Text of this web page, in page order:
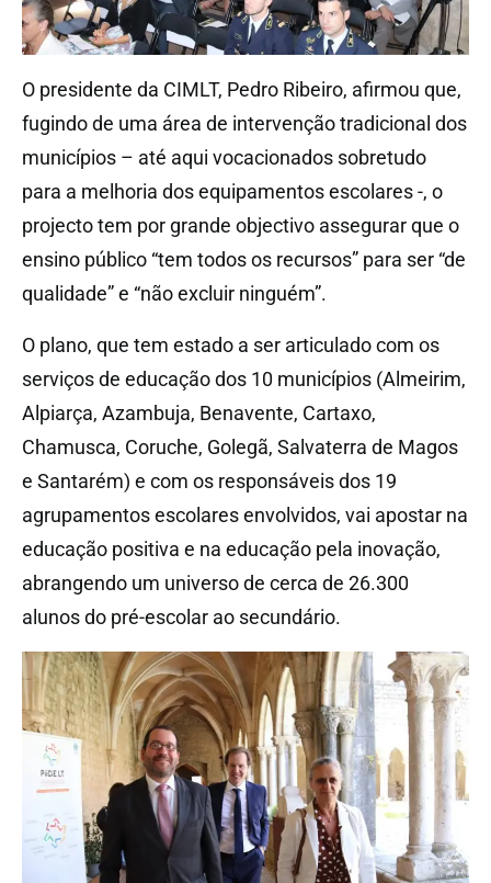
O presidente da CIMLT, Pedro Ribeiro, afirmou que,
fugindo de uma área de intervenção tradicional dos
municípios – até aqui vocacionados sobretudo
para a melhoria dos equipamentos escolares -, o
projecto tem por grande objectivo assegurar que o
ensino público “tem todos os recursos” para ser “de
qualidade” e “não excluir ninguém”.
O plano, que tem estado a ser articulado com os
serviços de educação dos 10 municípios (Almeirim,
Alpiarça, Azambuja, Benavente, Cartaxo,
Chamusca, Coruche, Golegã, Salvaterra de Magos
e Santarém) e com os responsáveis dos 19
agrupamentos escolares envolvidos, vai apostar na
educação positiva e na educação pela inovação,
abrangendo um universo de cerca de 26.300
alunos do pré-escolar ao secundário.